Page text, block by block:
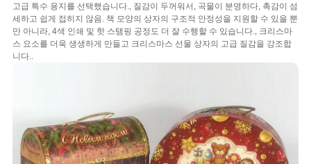
고급 특수 용지를 선택했습니다., 질감이 두꺼워서, 곡물이 분명하다, 촉감이 섬
세하고 쉽게 접히지 않음. 책 모양의 상자의 구조적 안정성을 지원할 수 있을 뿐
만 아니라, 4색 인쇄 및 핫 스탬핑 공정도 더 잘 수행할 수 있습니다., 크리스마
스 요소를 더욱 생생하게 만들고 크리스마스 선물 상자의 고급 질감을 강조합
니다..